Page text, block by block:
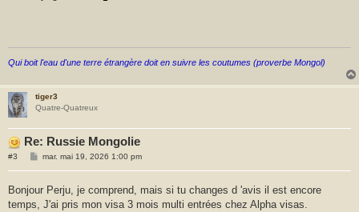
Qui boit l'eau d'une terre étrangère doit en suivre les coutumes (proverbe Mongol)
tiger3
Quatre-Quatreux
Re: Russie Mongolie
#3
M
a
mar. mai 19, 2026 1:00 pm
Bonjour Perju, je comprend, mais si tu changes d 'avis il est encore
temps, J'ai pris mon visa 3 mois multi entrées chez Alpha visas.